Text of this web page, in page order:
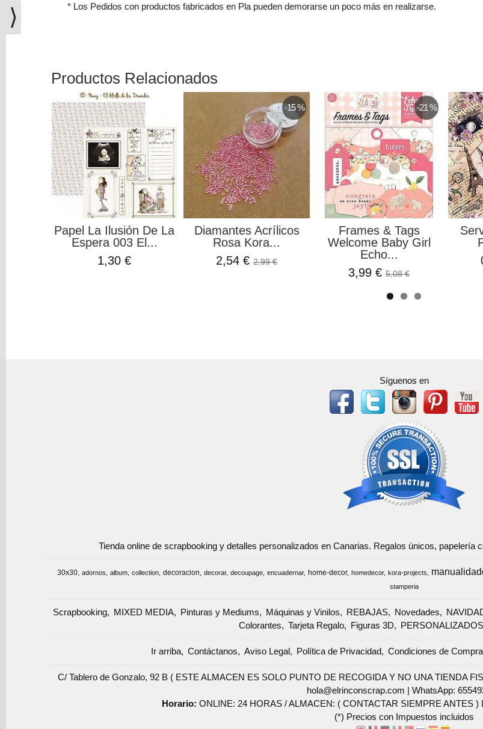
Instagram
Facebook
Youtube
* Los Pedidos con productos fabricados en Pla pueden demorarse un poco más en realizarse.
Productos Relacionados
Papel La Ilusión De La
Espera 003 El...
1,30 €
-15 %
Diamantes Acrílicos
Rosa Kora...
2,54 €2,99 €
-21 %
Frames & Tags
Welcome Baby Girl
Echo...
3,99 €5,08 €
Síguenos en
Tienda online de scrapbooking y detalles personalizados en Canarias. Regalos únicos,
30x30 adornos album collection decoracion decorar decoupage encuadernar home-decor homedecor kora-projects
stamperia
Scrapbooking MIXED MEDIA Pinturas y Mediums Máquinas y Vinilos REBAJAS Novedades
Colorantes
Tarjeta Regalo Figuras 3D PERSONALIZADOS
Ir arriba Contáctanos Aviso Legal Política de Privacidad Condiciones de Compra
C/ Tablero de Gonzalo, 92 B ( ESTE ALMACEN ES SOLO PUNTO DE RECOGIDA Y NO UNA TIENDA
hola@elrinconscrap.com |WhatsApp:
Horario:ONLINE: 24 HORAS / ALMACEN: ( CONTACTAR SIEMPRE ANTES )
(*) Precios con Impuestos incluidos
⟩